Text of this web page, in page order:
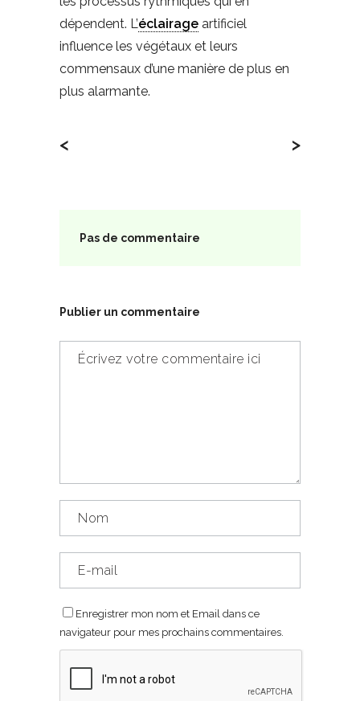
dépendent. L’éclairage artificiel
influence les végétaux et leurs
commensaux d’une manière de plus en
plus alarmante.
< >
Pas de commentaire
Publier un commentaire
Enregistrer mon nom et Email dans ce
navigateur pour mes prochains commentaires.